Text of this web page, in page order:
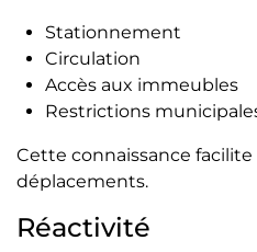
Stationnement
Circulation
Accès aux immeubles
Restrictions
Cette connaissance
déplacements.
Réactivité